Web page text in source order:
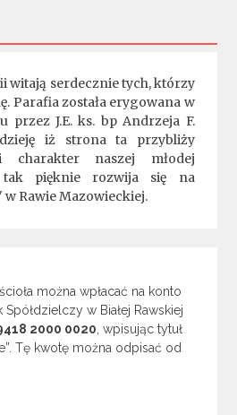
witają serdecznie tych, którzy
Parafia została erygowana w
przez J.E. ks. bp Andrzeja F.
iż strona ta przybliży
naszej młodej
tak pięknie rozwija się na
Rawie Mazowieckiej.
można wpłacać na konto
Spółdzielczy w Białej Rawskiej
2000 0020 , wpisując tytuł
Tę kwotę można odpisać od